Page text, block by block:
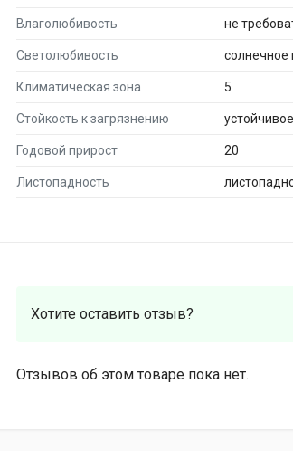
Влаголюбивость не
Светолюбивость солнечное
Климатическая зона 5
Стойкость к загрязнению устойчивое
Годовой прирост 20
Листопадность
Хотите оставить отзыв?
Отзывов об этом товаре пока нет.